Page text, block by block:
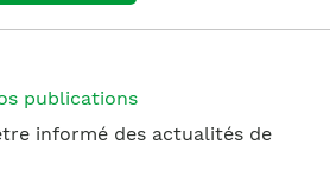
publications
informé des actualités de